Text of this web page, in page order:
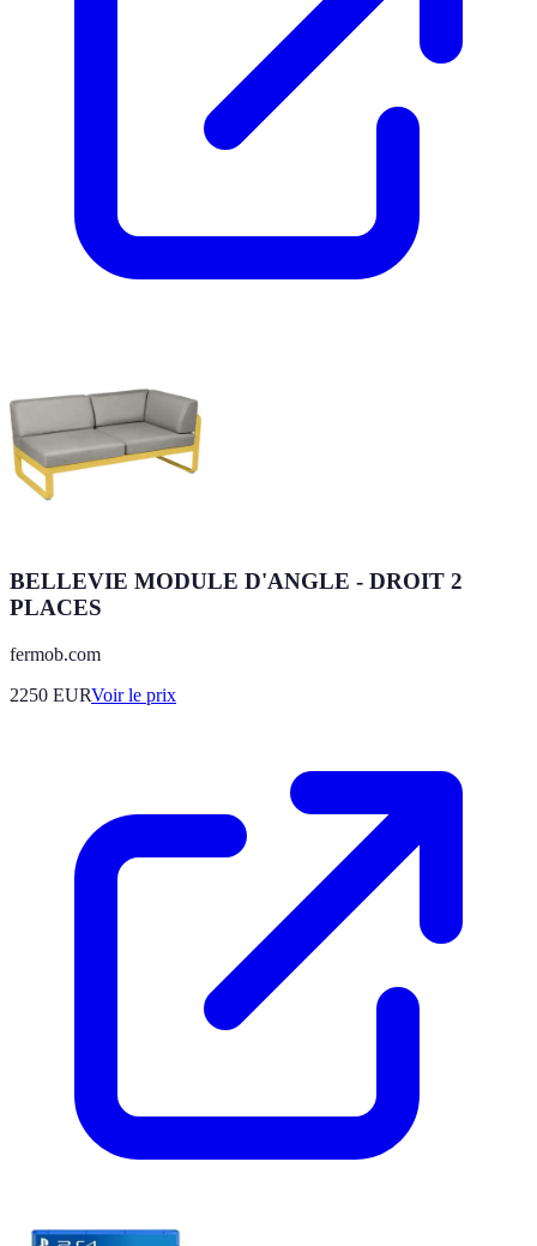
BELLEVIE MODULE D'ANGLE - DROIT 2
PLACES
fermob.com
2250 EURVoir le prix